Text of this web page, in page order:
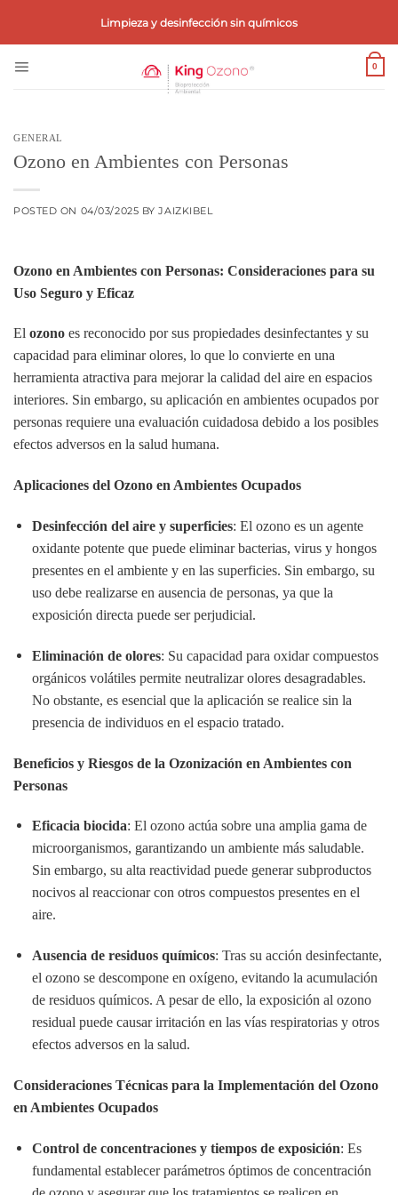
Limpieza y desinfección sin químicos
0
GENERAL
Ozono en Ambientes con Personas
POSTED ON 04/03/2025 BYJAIZKIBEL
Ozono en Ambientes con Personas: Consideraciones para su
Uso Seguro y Eficaz
El ozono es reconocido por sus propiedades desinfectantes y su
capacidad para eliminar olores, lo que lo convierte en una
herramienta atractiva para mejorar la calidad del aire en espacios
interiores. Sin embargo, su aplicación en ambientes ocupados por
personas requiere una evaluación cuidadosa debido a los posibles
efectos adversos en la salud humana.
Aplicaciones del Ozono en Ambientes Ocupados
Desinfección del aire y superficies: El ozono es un agente
oxidante potente que puede eliminar bacterias, virus y hongos
presentes en el ambiente y en las superficies. Sin embargo, su
uso debe realizarse en ausencia de personas, ya que la
exposición directa puede ser perjudicial.
Eliminación de olores: Su capacidad para oxidar compuestos
orgánicos volátiles permite neutralizar olores desagradables.
No obstante, es esencial que la aplicación se realice sin la
presencia de individuos en el espacio tratado.
Beneficios y Riesgos de la Ozonización en Ambientes con
Personas
Eficacia biocida: El ozono actúa sobre una amplia gama de
microorganismos, garantizando un ambiente más saludable.
Sin embargo, su alta reactividad puede generar subproductos
nocivos al reaccionar con otros compuestos presentes en el
aire.
Ausencia de residuos químicos: Tras su acción desinfectante,
el ozono se descompone en oxígeno, evitando la acumulación
de residuos químicos. A pesar de ello, la exposición al ozono
residual puede causar irritación en las vías respiratorias y otros
efectos adversos en la salud.
Consideraciones Técnicas para la Implementación del Ozono
en Ambientes Ocupados
Control de concentraciones y tiempos de exposición: Es
fundamental establecer parámetros óptimos de concentración